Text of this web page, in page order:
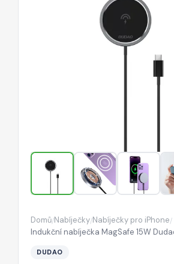
Indukční
nabíječka
černá
Domů/Nabíječky/Nabíječky pro iPhone/
Indukční nabíječka MagSafe 15W
DUDAO